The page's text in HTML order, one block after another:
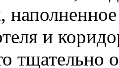
и
тщательно